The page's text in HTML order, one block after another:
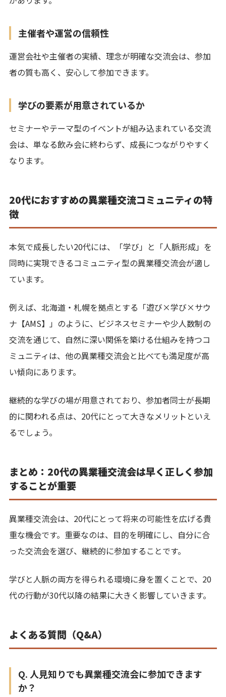
主催者や運営の信頼性
運営会社や主催者の実績、理念が明確な交流会は、参加
者の質も高く、安心して参加できます。
学びの要素が用意されているか
セミナーやテーマ型のイベントが組み込まれている交流
会は、単なる飲み会に終わらず、成長につながりやすく
なります。
20代におすすめの異業種交流コミュニティの特
徴
本気で成長したい20代には、「学び」と「人脈形成」を
同時に実現できるコミュニティ型の異業種交流会が適し
ています。
例えば、北海道・札幌を拠点とする「遊び×学び×サウ
ナ【AMS】」のように、ビジネスセミナーや少人数制の
交流を通じて、自然に深い関係を築ける仕組みを持つコ
ミュニティは、他の異業種交流会と比べても満足度が高
い傾向にあります。
継続的な学びの場が用意されており、参加者同士が長期
的に関われる点は、20代にとって大きなメリットといえ
るでしょう。
まとめ：20代の異業種交流会は早く正しく参加
することが重要
異業種交流会は、20代にとって将来の可能性を広げる貴
重な機会です。重要なのは、目的を明確にし、自分に合
った交流会を選び、継続的に参加することです。
学びと人脈の両方を得られる環境に身を置くことで、20
代の行動が30代以降の結果に大きく影響していきます。
よくある質問（Q&A）
Q. 人見知りでも異業種交流会に参加できます
か？